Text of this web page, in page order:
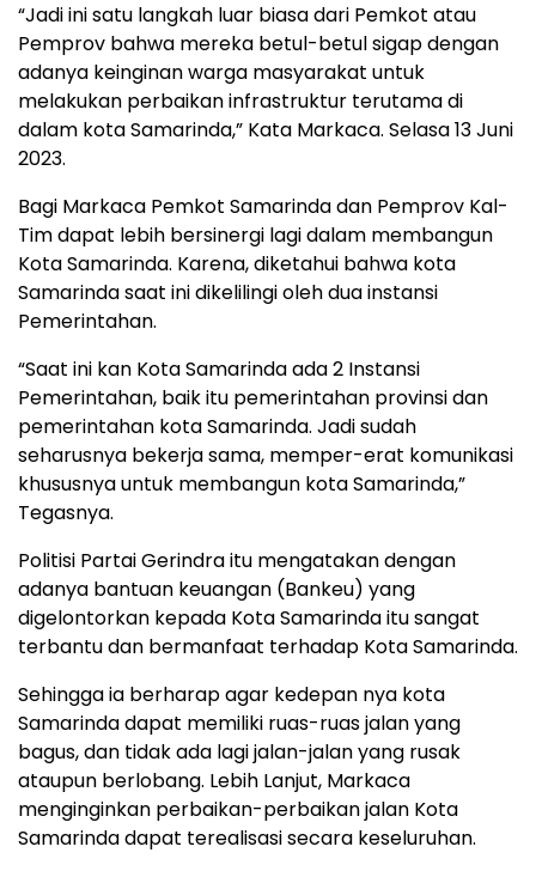
“Jadi ini satu langkah luar biasa dari Pemkot atau
Pemprov bahwa mereka betul-betul sigap dengan
adanya keinginan warga masyarakat untuk
melakukan perbaikan infrastruktur terutama di
dalam kota Samarinda,” Kata Markaca. Selasa 13 Juni
2023.
Bagi Markaca Pemkot Samarinda dan Pemprov Kal-
Tim dapat lebih bersinergi lagi dalam membangun
Kota Samarinda. Karena, diketahui bahwa kota
Samarinda saat ini dikelilingi oleh dua instansi
Pemerintahan.
“Saat ini kan Kota Samarinda ada 2 Instansi
Pemerintahan, baik itu pemerintahan provinsi dan
pemerintahan kota Samarinda. Jadi sudah
seharusnya bekerja sama, memper-erat komunikasi
khususnya untuk membangun kota Samarinda,”
Tegasnya.
Politisi Partai Gerindra itu mengatakan dengan
adanya bantuan keuangan (Bankeu) yang
digelontorkan kepada Kota Samarinda itu sangat
terbantu dan bermanfaat terhadap Kota Samarinda.
Sehingga ia berharap agar kedepan nya kota
Samarinda dapat memiliki ruas-ruas jalan yang
bagus, dan tidak ada lagi jalan-jalan yang rusak
ataupun berlobang. Lebih Lanjut, Markaca
menginginkan perbaikan-perbaikan jalan Kota
Samarinda dapat terealisasi secara keseluruhan.